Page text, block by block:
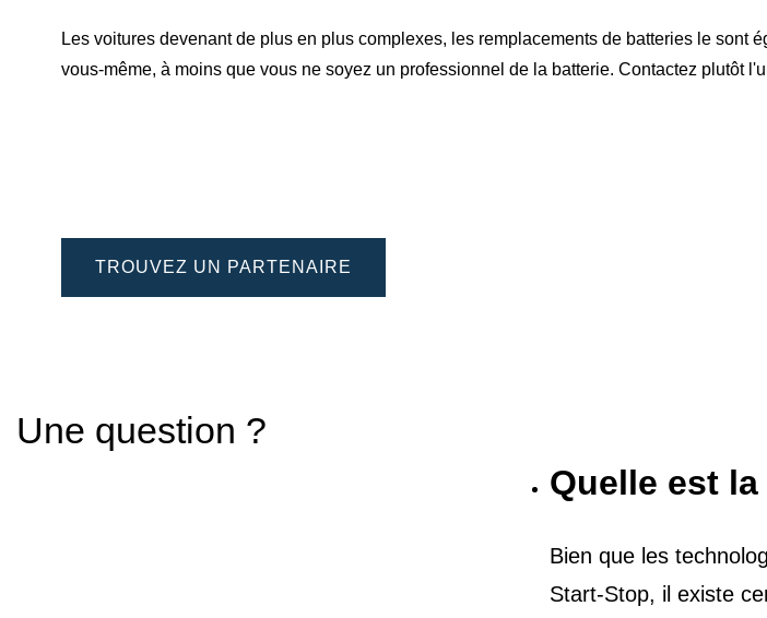
Les voitures devenant de plus en plus complexes, les remplacements de batteries le
vous-même, à moins que vous ne soyez un professionnel de la batterie. Contactez plutôt
TROUVEZ UN PARTENAIRE
Une question ?
Quelle est
Bien que les
Start-Stop, il existe